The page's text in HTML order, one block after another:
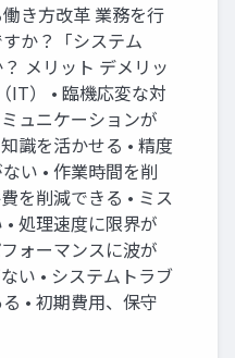
き⽅改⾰ 業務を⾏
か？「システム
？ メリット デメリッ
IT） • 臨機応変な対
ュニケーションが
識を活かせる • 精度
い • 作業時間を削
を削減できる • ミス
処理速度に限界が
ォーマンスに波が
い • システムトラブ
• 初期費⽤、保守